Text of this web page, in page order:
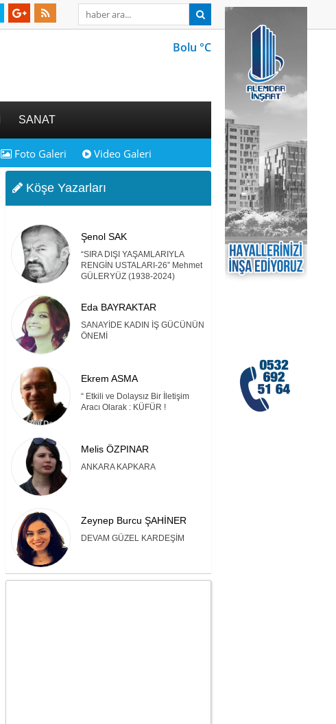
Bolu °C
SANAT
Foto Galeri Video Galeri
Köşe Yazarları
Şenol SAK
“SIRA DIŞI YAŞAMLARIYLA
RENGİN USTALARI-26” Mehmet
GÜLERYÜZ (1938-2024)
Eda BAYRAKTAR
SANAYİDE KADIN İŞ GÜCÜNÜN
ÖNEMİ
Ekrem ASMA
“ Etkili ve Dolaysız Bir İletişim
Aracı Olarak : KÜFÜR !
Melis ÖZPINAR
ANKARA KAPKARA
Zeynep Burcu ŞAHİNER
DEVAM GÜZEL KARDEŞİM